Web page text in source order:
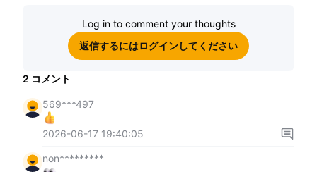
Log in to comment your thoughts
返信するにはログインしてください
2 コメント
569***497
2026-06-17 19:40:05
non*********